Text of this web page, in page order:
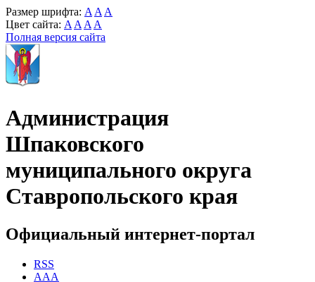
Размер шрифта: A A A
Цвет сайта: A A A A
Полная версия сайта
Администрация
Шпаковского
муниципального округа
Ставропольского края
Официальный интернет-портал
RSS
AAA